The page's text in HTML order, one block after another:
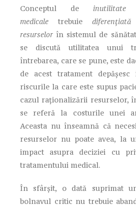
Conceptul de inutilitate
medicale trebuie
resurselor în sistemul de
se discută utilitatea unui
întrebarea, care se pune, este
de acest tratament depășesc
riscurile la care este supus
cazul raționalizării resurselor,
se referă la costurile unei
Aceasta nu înseamnă că
resurselor nu poate avea, la
impact asupra deciziei cu
tratamentului medical.
În sfârșit, o dată suprimat
bolnavul critic nu trebuie